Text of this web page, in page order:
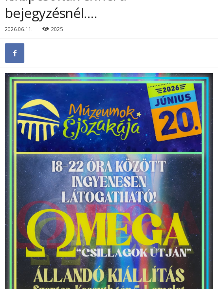
bejegyzésnél….
2026.06.11. 2025